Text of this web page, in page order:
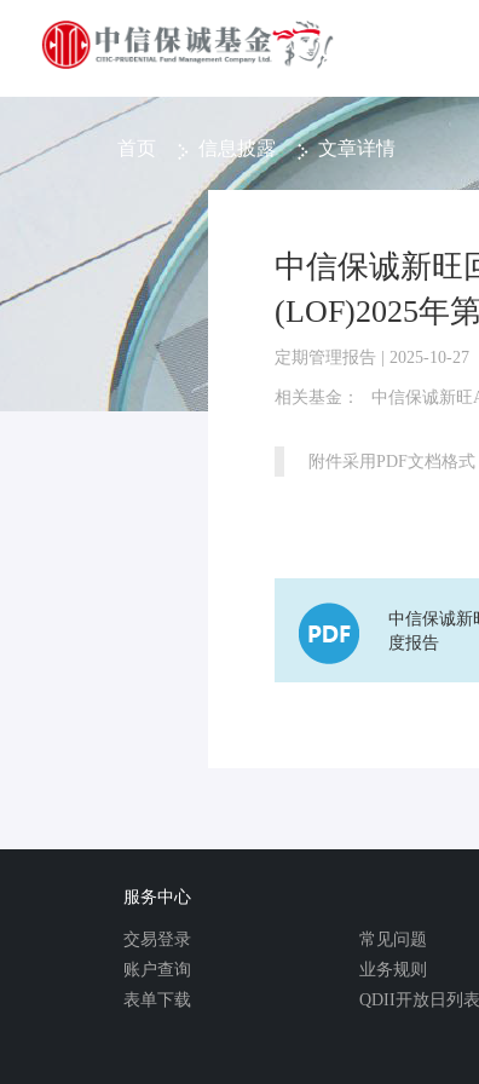
首页 信息披露 文章详情
中信保诚新旺
(LOF)2025年
定期管理报告 | 2025-10-27
相关基金： 中信保诚新旺
附件采用PDF文档格式
中信保诚新
度报告
服务中心
交易登录
账户查询
表单下载
常见问题
业务规则
QDII开放日列表